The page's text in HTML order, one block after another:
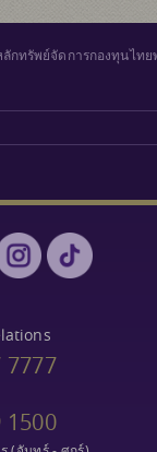
กทรัพย์จัดการกองทุนไท
7777
1500